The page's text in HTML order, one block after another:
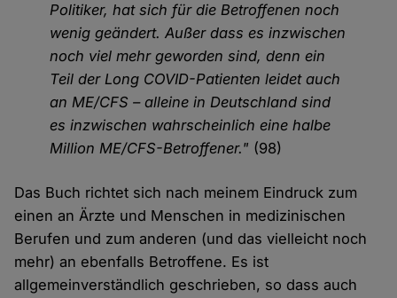
Politiker, hat sich für die Betroffenen noch
wenig geändert. Außer dass es inzwischen
noch viel mehr geworden sind, denn ein
Teil der Long COVID-Patienten leidet auch
an ME/CFS – alleine in Deutschland sind
es inzwischen wahrscheinlich eine halbe
Million ME/CFS-Betroffener." (98)
Das Buch richtet sich nach meinem Eindruck zum
einen an Ärzte und Menschen in medizinischen
Berufen und zum anderen (und das vielleicht noch
mehr) an ebenfalls Betroffene. Es ist
allgemeinverständlich geschrieben, so dass auch